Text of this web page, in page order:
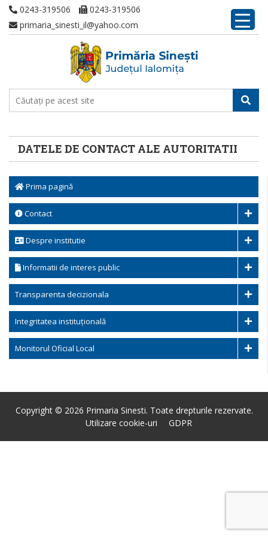
0243-319506
0243-319506
primaria_sinesti_il@yahoo.com
DATELE DE CONTACT ALE AUTORITATII
Prima pagină
Contact
Despre institutie
Informatii de interes public
Transparenta decizionala
Integritatea instituțională
Monitorul Oficial Local
Copyright © 2026 Primaria Sinesti. Toate drepturile rezervate.
Utilizare cookie-uri
GDPR